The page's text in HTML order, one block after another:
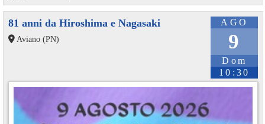
AGO
9
Dom
10:30
81 anni da Hiroshima e Nagasaki
Aviano (PN)